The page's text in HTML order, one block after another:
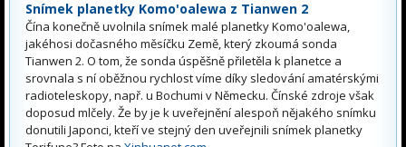
Snímek planetky Komo'oalewa z Tianwen 2
Čína konečně uvolnila snímek malé planetky Komo'oalewa,
jakéhosi dočasného měsíčku Země, který zkoumá sonda
Tianwen 2. O tom, že sonda úspěšně přiletěla k planetce a
srovnala s ní oběžnou rychlost víme díky sledování amatérskými
radioteleskopy, např. u Bochumi v Německu. Čínské zdroje však
doposud mlčely. Že by je k uveřejnění alespoň nějakého snímku
donutili Japonci, kteří ve stejný den uveřejnili snímek planetky